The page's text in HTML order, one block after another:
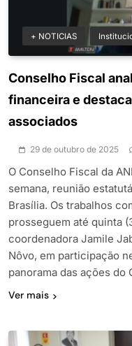
+ NOTICIAS
Conselho Fiscal
financeira e
associados
29 de outubro de 2025
O Conselho Fiscal da
semana, reunião
Brasília. Os trabalhos
prosseguem até quinta
coordenadora Jamile
Nôvo, em participação
panorama das ações
Ver mais